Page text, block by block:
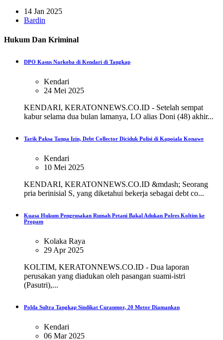
14 Jan 2025
Bardin
Hukum Dan Kriminal
DPO Kasus Narkoba di Kendari di Tangkap
Kendari
24 Mei 2025
KENDARI, KERATONNEWS.CO.ID - Setelah sempat
kabur selama dua bulan lamanya, LO alias Doni (48) akhir...
Tarik Paksa Tanpa Izin, Debt Collector Diciduk Polisi di Kapoiala Konawe
Kendari
10 Mei 2025
KENDARI, KERATONNEWS.CO.ID &mdash; Seorang
pria berinisial S, yang diketahui bekerja sebagai debt co...
Kuasa Hukum Pengrusakan Rumah Petani Bakal Adukan Polres Koltim ke
Propam
Kolaka Raya
29 Apr 2025
KOLTIM, KERATONNEWS.CO.ID - Dua laporan
perusakan yang diadukan oleh pasangan suami-istri
(Pasutri),...
Polda Sultra Tangkap Sindikat Curanmor, 20 Motor Diamankan
Kendari
06 Mar 2025